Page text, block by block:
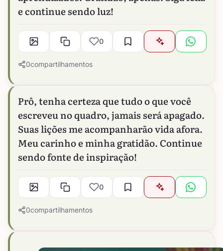
e continue sendo luz!
0
0compartilhamentos
Prô, tenha certeza que tudo o que você
escreveu no quadro, jamais será apagado.
Suas lições me acompanharão vida afora.
Meu carinho e minha gratidão. Continue
sendo fonte de inspiração!
0
0compartilhamentos